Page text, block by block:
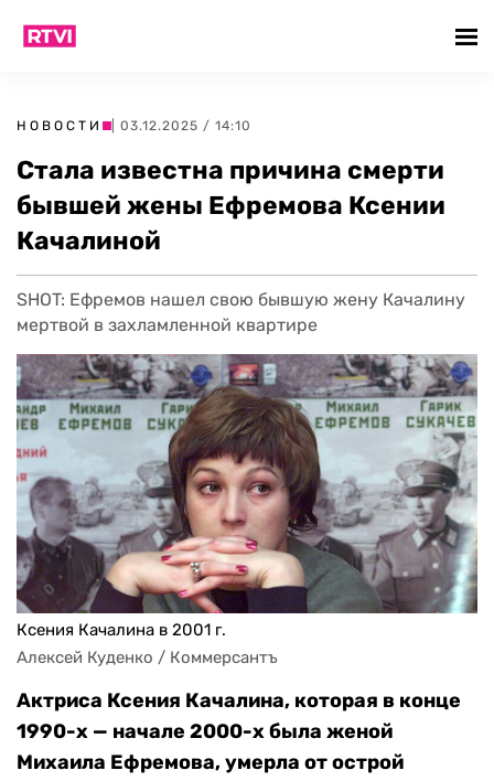
НОВОСТИ | 03.12.2025 / 14:10
Стала известна причина смерти
бывшей жены Ефремова Ксении
Качалиной
SHOT: Ефремов нашел свою бывшую жену Качалину
мертвой в захламленной квартире
Ксения Качалина в 2001 г.
Алексей Куденко / Коммерсантъ
Актриса Ксения Качалина, которая в конце
1990-х — начале 2000-х была женой
Михаила Ефремова, умерла от острой